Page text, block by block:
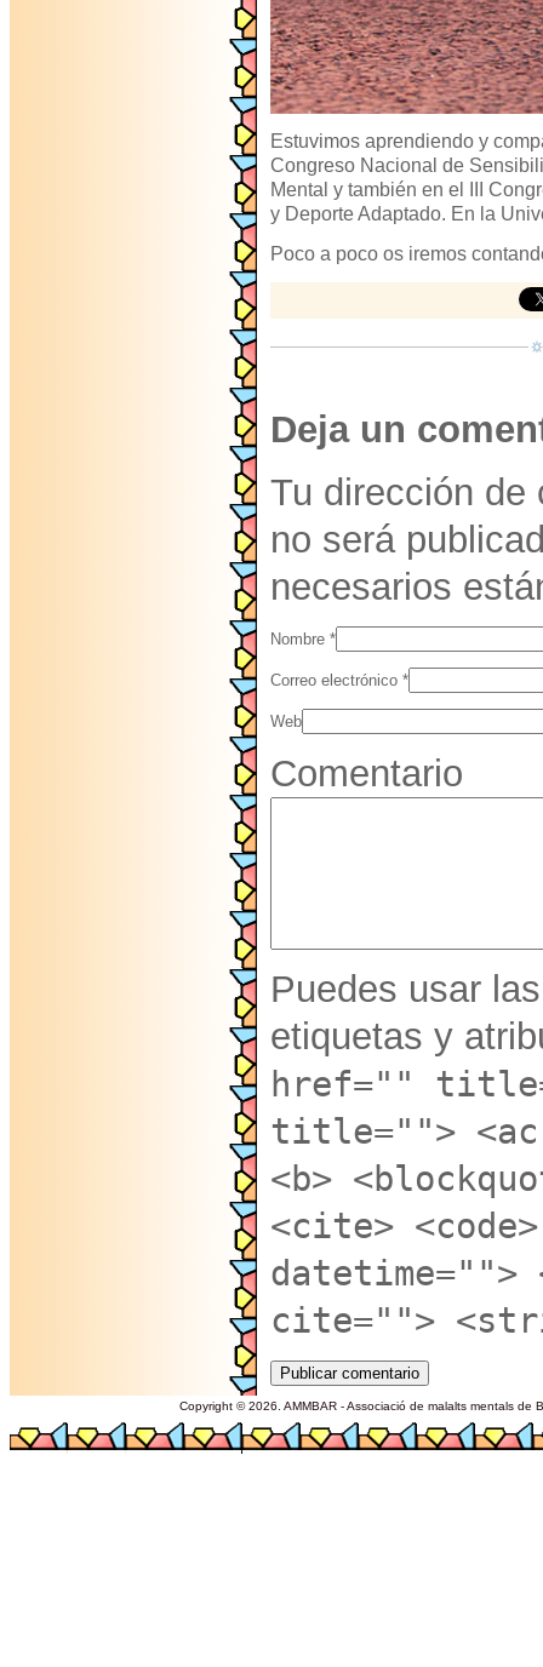
Estuvimos aprendiendo y
Congreso Nacional de
Mental y también en el III
y Deporte Adaptado. En la
Poco a poco os iremos
Deja un
Tu dirección de
no será
necesarios
Nombre *
Correo electrónico *
Web
Comentario
Puedes usar
etiquetas y
href=""
title="">
<b>
<cite>
datetime="">
cite="">
Copyright © 2026. AMMBAR - Associació de malalts mentals de